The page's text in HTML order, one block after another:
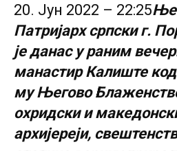
20. Јун 2022 – 22:25
Патријарх српски г.
је данас у раним
манастир Калиште код
му Његово
охридски и
архијереји,